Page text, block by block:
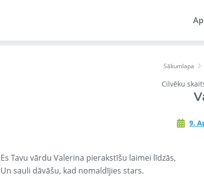
Sākumlapa
Cilvēku
9.
Es Tavu vārdu Valerina pierakstīšu laimei līdzās,
Un sauli dāvāšu, kad nomaldījies stars.